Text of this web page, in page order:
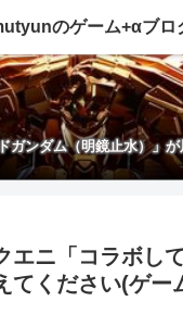
ガンダム（明鏡止水）」
エニ「コラボし
てください(ゲー
のゲーム+αブロ